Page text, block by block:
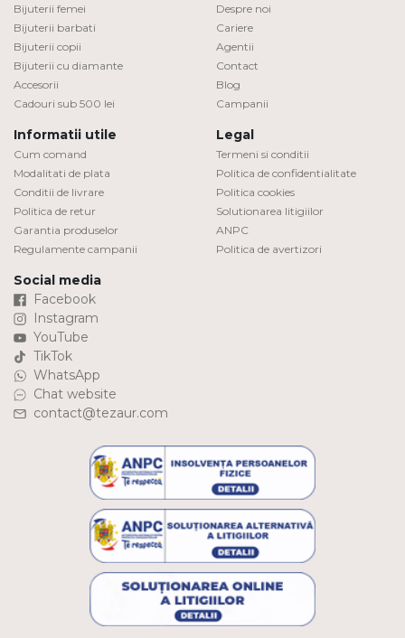
Bijuterii femei
Bijuterii barbati
Bijuterii copii
Bijuterii cu diamante
Accesorii
Cadouri sub 500 lei
Despre noi
Cariere
Agentii
Contact
Blog
Campanii
Informatii utile
Cum comand
Modalitati de plata
Conditii de livrare
Politica de retur
Garantia produselor
Regulamente campanii
Legal
Termeni si conditii
Politica de confidentialitate
Politica cookies
Solutionarea litigiilor
ANPC
Politica de avertizori
Social media
Facebook
Instagram
YouTube
TikTok
WhatsApp
Chat website
contact@tezaur.com